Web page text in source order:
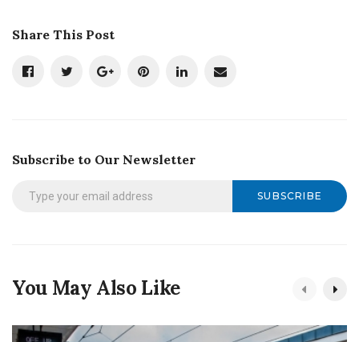
Share This Post
Subscribe to Our Newsletter
SUBSCRIBE
You May Also Like